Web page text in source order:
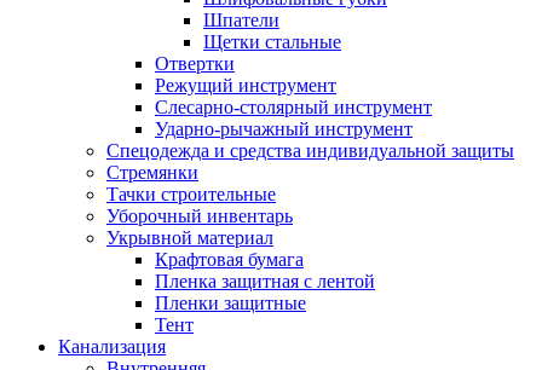
Шпатели
Щетки стальные
Отвертки
Режущий инструмент
Слесарно-столярный инструмент
Ударно-рычажный инструмент
Спецодежда и средства индивидуальной защиты
Стремянки
Тачки строительные
Уборочный инвентарь
Укрывной материал
Крафтовая бумага
Пленка защитная с лентой
Пленки защитные
Тент
Канализация